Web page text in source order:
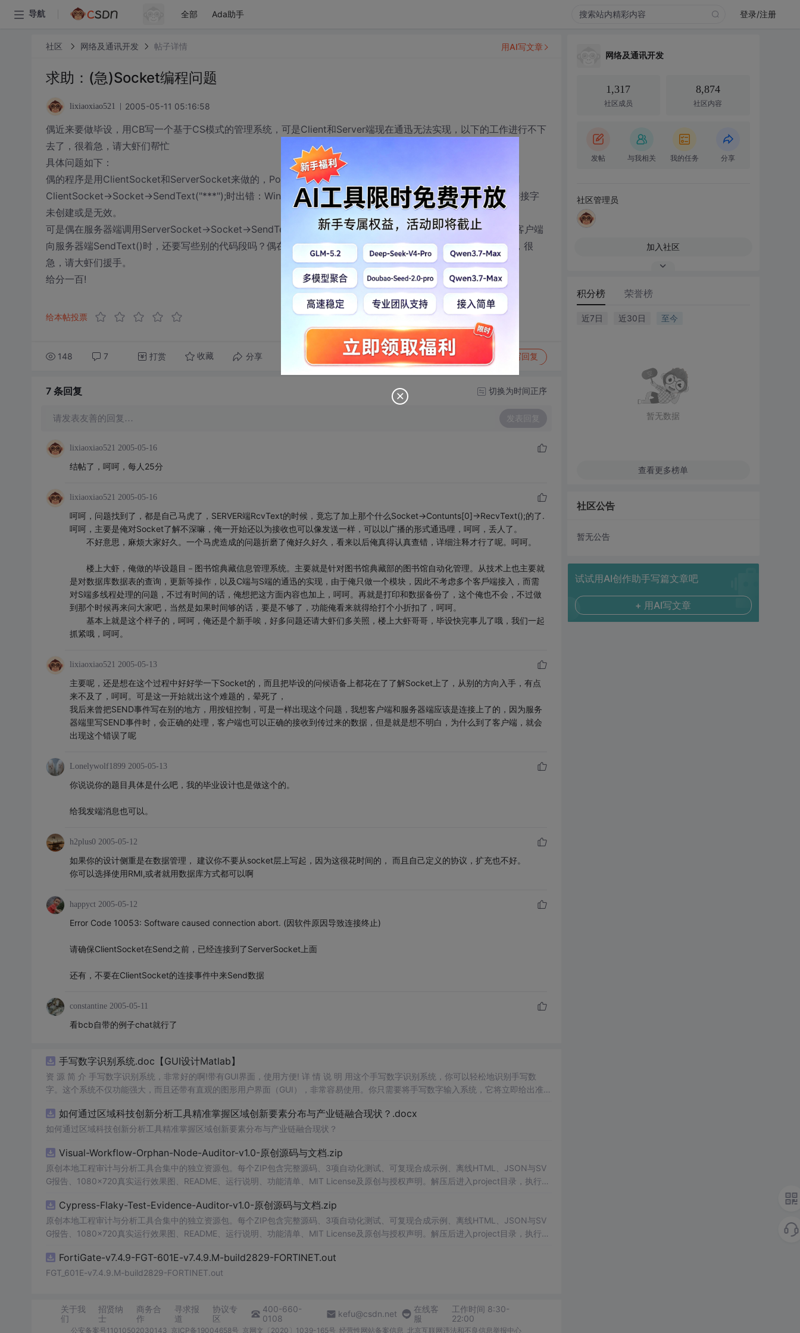
导航 全部 Ada助手 登录/注册
社区 网络及通讯开发 帖子详情
求助：(急)Socket编程问题
lixiaoxiao521 2005-05-11 05:16:58
偶近来要做毕设，用CB写一个基于CS模式的管理系统，可是Client和Server端现在通迅无法实现，以下的工作进行不下
去了，很着急，请大虾们帮忙
具体问题如下：
偶的程序是用ClientSocket和ServerSocket来做的，Port设为1982。在客户端，偶无法与服务器端通信，当调用
ClientSocket->Socket->SendText("***");时出错：WinSocketError 10053,WINSOCKET在执行SentTo()时，套接字
未创建或是无效。
可是偶在服务器端调用ServerSocket->Socket->SendText("***");时，却可以正常执行的。不知道为什么了，是客户端
向服务器端SendText()时，还要写些别的代码段吗？偶在书上看的例子就不用呀？请大虾们帮偶了，万分感谢呀，很
急，请大虾们援手。
给分一百!
给本帖投票
148 7 打赏 收藏 分享 转发到动态 举报 写回复
用AI写文章
7 条回复 切换为时间正序
请发表友善的回复… 发表回复
lixiaoxiao521 2005-05-16
结帖了，呵呵，每人25分
lixiaoxiao521 2005-05-16
呵呵，问题找到了，都是自己马虎了，SERVER端RcvText的时候，竟忘了加上那个什么Socket->Contunts[0]->RecvText();的了.
呵呵，主要是俺对Socket了解不深嘛，俺一开始还以为接收也可以像发送一样，可以以广播的形式通迅哩，呵呵，丢人了。
不好意思，麻烦大家好久。一个马虎造成的问题折磨了俺好久好久，看来以后俺真得认真查错，详细注释才行了呢。呵呵。
楼上大虾，俺做的毕设题目－图书馆典藏信息管理系统。主要就是针对图书馆典藏部的图书馆自动化管理。从技术上也主要就
是对数据库数据表的查询，更新等操作，以及C端与S端的通迅的实现，由于俺只做一个模块，因此不考虑多个客戶端接入，而需
对S端多线程处理的问题，不过有时间的话，俺想把这方面内容也加上，呵呵。再就是打印和数据备份了，这个俺也不会，不过做
到那个时候再来问大家吧，当然是如果时间够的话，要是不够了，功能俺看来就得给打个小折扣了，呵呵。
基本上就是这个样子的，呵呵，俺还是个新手唉，好多问题还请大虾们多关照，楼上大虾哥哥，毕设快完事儿了哦，我们一起
抓紧哦，呵呵。
lixiaoxiao521 2005-05-13
主要呢，还是想在这个过程中好好学一下Socket的，而且把毕设的问候语备上都花在了了解Socket上了，从别的方向入手，有点
来不及了，呵呵。可是这一开始就出这个难题的，晕死了，
我后来曾把SEND事件写在别的地方，用按钮控制，可是一样出现这个问题，我想客户端和服务器端应该是连接上了的，因为服务
器端里写SEND事件时，会正确的处理，客户端也可以正确的接收到传过来的数据，但是就是想不明白，为什么到了客户端，就会
出现这个错误了呢
Lonelywolf1899 2005-05-13
你说说你的题目具体是什么吧，我的毕业设计也是做这个的。
给我发端消息也可以。
h2plus0 2005-05-12
如果你的设计侧重是在数据管理， 建议你不要从socket层上写起，因为这很花时间的， 而且自己定义的协议，扩充也不好。
你可以选择使用RMI,或者就用数据库方式都可以啊
happyct 2005-05-12
Error Code 10053: Software caused connection abort. (因软件原因导致连接终止)
请确保ClientSocket在Send之前，已经连接到了ServerSocket上面
还有，不要在ClientSocket的连接事件中来Send数据
constantine 2005-05-11
看bcb自带的例子chat就行了
手写数字识别系统.doc【GUI设计Matlab】
资 源 简 介 手写数字识别系统，非常好的啊!带有GUI界面，使用方便! 详 情 说 明 用这个手写数字识别系统，你可以轻松地识别手写数
字。这个系统不仅功能强大，而且还带有直观的图形用户界面（GUI），非常容易使用。你只需要将手写数字输入系统，它将立即给出准确
便和实用的工具，你一定会喜欢它的！
如何通过区域科技创新分析工具精准掌握区域创新要素分布与产业链融合现状？.docx
如何通过区域科技创新分析工具精准掌握区域创新要素分布与产业链融合现状？
Visual-Workflow-Orphan-Node-Auditor-v1.0-原创源码与文档.zip
原创本地工程审计与分析工具合集中的独立资源包。每个ZIP包含完整源码、3项自动化测试、可复现合成示例、离线HTML、JSON与SV
G报告、1080×720真实运行效果图、README、运行说明、功能清单、MIT License及原创与授权声明。解压后进入project目录，执行np
源码、Logo、官方截图、论文、生产日志或其他受限素材。适合前端开发、AI应用工程、测试审计和课程实践。
Cypress-Flaky-Test-Evidence-Auditor-v1.0-原创源码与文档.zip
原创本地工程审计与分析工具合集中的独立资源包。每个ZIP包含完整源码、3项自动化测试、可复现合成示例、离线HTML、JSON与SV
G报告、1080×720真实运行效果图、README、运行说明、功能清单、MIT License及原创与授权声明。解压后进入project目录，执行np
源码、Logo、官方截图、论文、生产日志或其他受限素材。适合前端开发、AI应用工程、测试审计和课程实践。
FortiGate-v7.4.9-FGT-601E-v7.4.9.M-build2829-FORTINET.out
FGT_601E-v7.4.9.M-build2829-FORTINET.out
关于我
们
招贤纳
士
商务合
作
寻求报
道
协议专
区
400-660-
0108
kefu@csdn.net
在线客
服
工作时间 8:30-
22:00
公安备案号11010502030143 京ICP备19004658号 京网文〔2020〕1039-165号 经营性网站备案信息 北京互联网违法和不良信息举报中心
网络及通讯开发
1,317
社区成员
8,874
社区内容
发帖 与我相关 我的任务 分享
社区管理员
加入社区
积分榜 荣誉榜
近7日 近30日 至今
暂无数据
查看更多榜单
社区公告
暂无公告
试试用AI创作助手写篇文章吧
+ 用AI写文章